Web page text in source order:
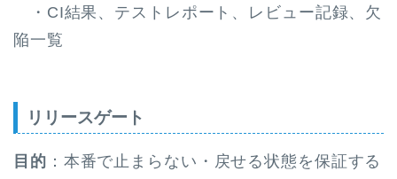
・CI結果、テストレポート、レビュー記録、欠
陥一覧
リリースゲート
目的 ：本番で止まらない・戻せる状態を保証する